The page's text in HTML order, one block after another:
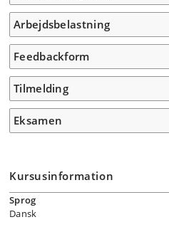
Arbejdsbelastning
Feedbackform
Tilmelding
Eksamen
Kursusinformation
Sprog
Dansk